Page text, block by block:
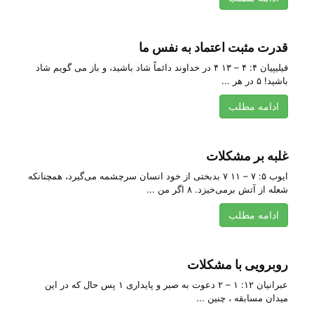
قدرت مثبت اعتماد به نفس ما
فیلیپیان ۴: ۴ – ۱۳ ۴ در خداوند دائماً شاد باشید، و باز می گویم شاد
باشید! ۵ در هر ...
ادامه مطلب
غلبه بر مشکلات
ایوب ۵: ۷ – ۱۱ ۷ بدبختی‌ از خود انسان‌ سرچشمه‌ می‌گیرد، همچنانكه‌
شعله‌ از آتش‌ برمی‌خیزد. ۸ اگر من‌ ...
ادامه مطلب
روبرویی با مشکلات
عبرانیان ۱۲: ۱ – ۲ دعوت به صبر و پایداری ۱ پس حال که در این
میدان مسابقه ، چنین ...